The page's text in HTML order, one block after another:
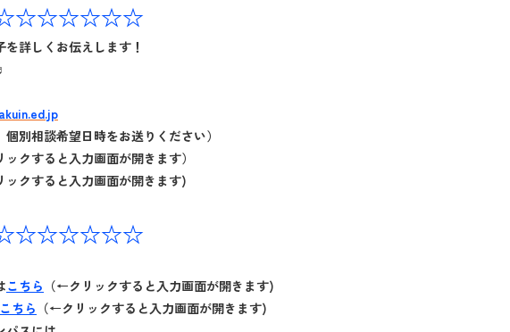
詳しくお伝えします！
個別相談希望日時をお送りください）
ックすると入力画面が開きます）
ックすると入力画面が開きます)
こちら （←クリックすると入力画面が開きます)
こちら （←クリックすると入力画面が開きます)